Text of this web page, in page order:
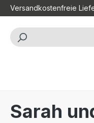
Hauptinhalt springen
Zur Suche springen
Zur
Versandkostenfreie
Sarah